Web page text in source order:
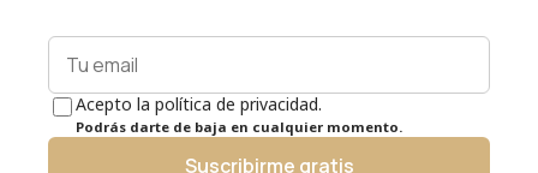
Acepto la política de privacidad.
Podrás darte de baja en cualquier momento.
Suscribirme gratis